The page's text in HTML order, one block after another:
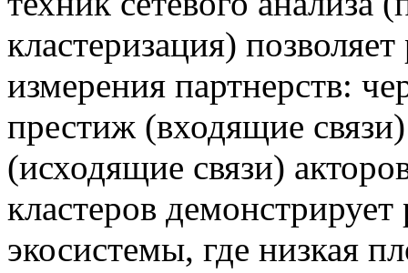
кластеризация)
измерения партнерств:
престиж (входящие
(исходящие связи)
кластеров
экосистемы, где низкая